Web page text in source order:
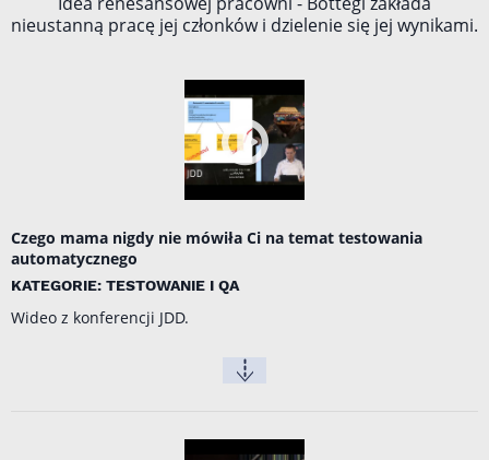
nieustanną pracę jej członków i dzielenie się jej wynikami.
Czego mama nigdy nie mówiła Ci na temat testowania
automatycznego
KATEGORIE: TESTOWANIE I QA
Wideo z konferencji JDD.